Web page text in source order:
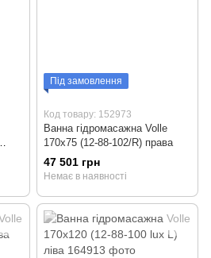
Під замовлення
Код товару: 152973
Ванна гідромасажна Volle
170x75 (12-88-102/R) права
47 501 грн
Немає в наявності